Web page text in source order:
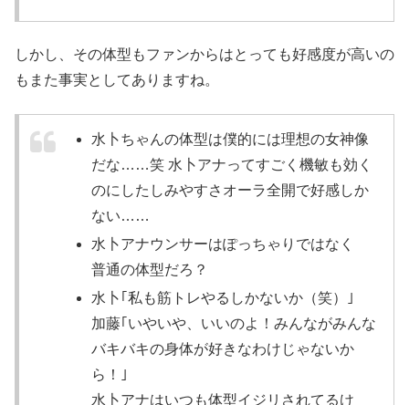
しかし、その体型もファンからはとっても好感度が高いの
もまた事実としてありますね。
水卜ちゃんの体型は僕的には理想の女神像
だな……笑 水卜アナってすごく機敏も効く
のにしたしみやすさオーラ全開で好感しか
ない……
水卜アナウンサーはぽっちゃりではなく
普通の体型だろ？
水卜｢私も筋トレやるしかないか（笑）｣
加藤｢いやいや、いいのよ！みんながみんな
バキバキの身体が好きなわけじゃないか
ら！｣
水卜アナはいつも体型イジリされてるけ